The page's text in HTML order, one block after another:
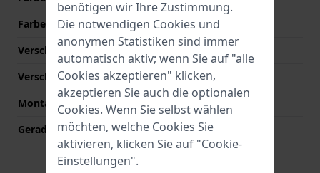
Farbe der Naht
Schwarz
Verschlusstyp
Faltschließe
Verschlussfarbe
Silber
Montagetyp
Druckstifte
Gerade Bandhalterung
Ja
benötigen wir Ihre Zustimmung.
Die notwendigen Cookies und
anonymen Statistiken sind immer
automatisch aktiv; wenn Sie auf "alle
Cookies akzeptieren" klicken,
akzeptieren Sie auch die optionalen
Cookies. Wenn Sie selbst wählen
möchten, welche Cookies Sie
aktivieren, klicken Sie auf "Cookie-
Einstellungen".